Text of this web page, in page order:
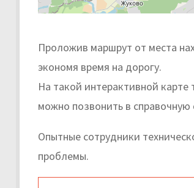
Проложив маршрут от места
экономя время на дорогу.
На такой интерактивной
можно позвонить в
Опытные сотрудники
проблемы.